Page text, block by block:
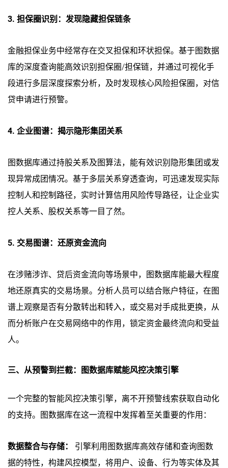
3. 担保圈识别：发现隐藏担保链条
金融担保业务中经常存在交叉担保和环状担保。基于图数据
库的深度查询能高效识别担保圈/担保链，并通过可视化手
段进行多层深度探索分析，及时发现核心风险担保圈，对信
贷申请进行预警。
4. 企业图谱：揭示隐形集团关系
图数据库通过持股关系及图算法，能有效识别隐形集团或发
现异常成团情况。基于多层关系穿透查询，可迅速发现实际
控制人和控制路径，实时计算信用风险传导路径，让企业实
控人关系、股权关系等一目了然。
5. 交易图谱：还原资金流向
在涉赌涉诈、贷后资金流向等场景中，图数据库能最大程度
地还原真实的交易场景。分析人员可以结合账户特征，在图
谱上观察是否有分散转出和转入，或交易对手成批更换，从
而分析账户在交易网络中的作用，锁定资金最终流向和受益
人。
三、从预警到拦截：图数据库赋能风控决策引擎
一个完整的智能风控决策引擎，离不开预警线索获取自动化
的支持。图数据库在这一流程中发挥着至关重要的作用：
数据整合与存储：
引擎利用图数据库高效存储和查询图数
据的特性，构建风控模型，将用户、设备、行为等实体及其